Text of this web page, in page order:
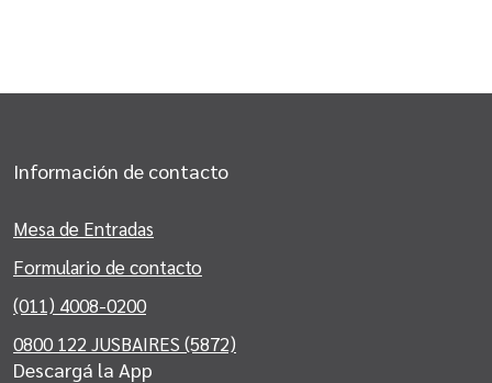
Información de contacto
Mesa de Entradas
Formulario de contacto
(011) 4008-0200
0800 122 JUSBAIRES (5872)
Descargá la App